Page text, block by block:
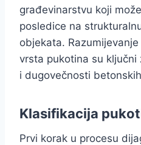
građevinarstvu koji
posledice na
objekata.
vrsta pukotina su
i dugovečnosti
Klasifikacija
Prvi korak u procesu